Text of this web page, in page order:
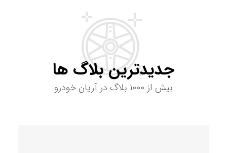
جدیدترین بلاگ ها
بیش از ۱۰۰۰ بلاگ در آریان خودرو